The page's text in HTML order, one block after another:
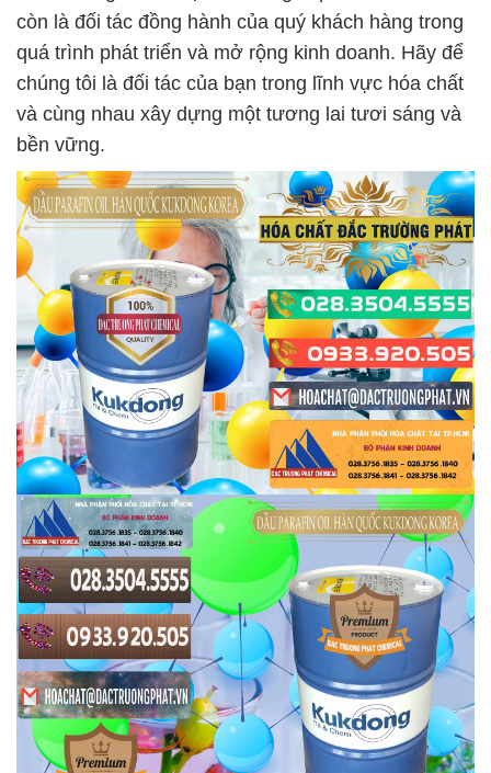
còn là đối tác đồng hành của quý khách hàng trong
quá trình phát triển và mở rộng kinh doanh. Hãy để
chúng tôi là đối tác của bạn trong lĩnh vực hóa chất
và cùng nhau xây dựng một tương lai tươi sáng và
bền vững.